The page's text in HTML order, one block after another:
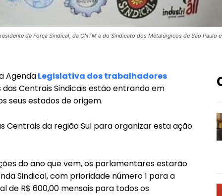
da Força Sindical, da CNTM e do Sindicato dos Metalúrgicos de São Paulo
AgendaLegislativa dos trabalhadores
Centrais Sindicais estão entrando em
seus estados de origem.
da região Sul para organizar esta ação
do ano que vem, os parlamentares estarão
Sindical, com prioridade número 1 para a
de R$ 600,00 mensais para todos os